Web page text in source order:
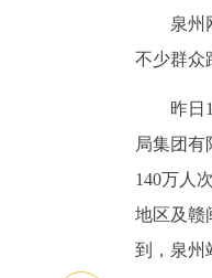
泉州
不少群众
昨日
局集团有
140万人
地区及赣
到，泉州